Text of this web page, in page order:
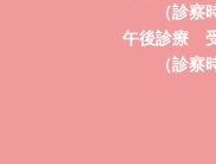
（診
午後診療
（診